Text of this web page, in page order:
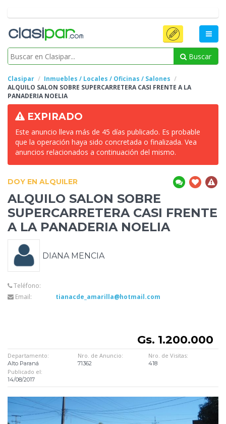
Buscar
Clasipar
Inmuebles / Locales / Oficinas / Salones
ALQUILO SALON SOBRE SUPERCARRETERA CASI FRENTE A LA
PANADERIA NOELIA
EXPIRADO
Este anuncio lleva más de 45 días publicado. Es probable
que la operación haya sido concretada o finalizada. Vea
anuncios relacionados a continuación del mismo.
DOY EN ALQUILER
ALQUILO SALON SOBRE
SUPERCARRETERA CASI FRENTE
A LA PANADERIA NOELIA
DIANA MENCIA
Teléfono:
Email:
tianacde_amarilla@hotmail.com
Gs. 1.200.000
Departamento:
Alto Paraná
Nro. de Anuncio:
71362
Nro. de Visitas:
418
Publicado el:
14/08/2017